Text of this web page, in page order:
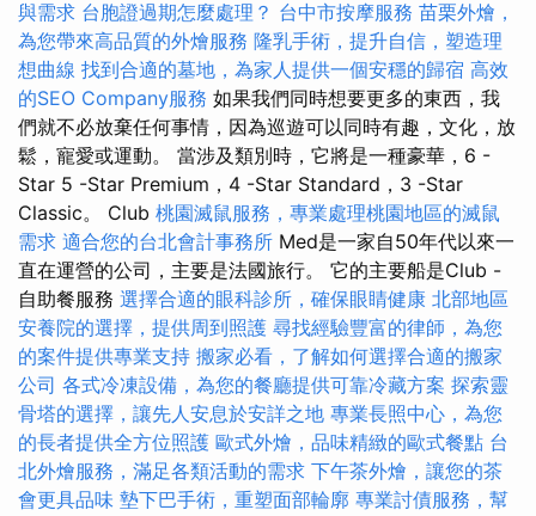
與需求 台胞證過期怎麼處理？ 台中市按摩服務 苗栗外燴，
為您帶來高品質的外燴服務 隆乳手術，提升自信，塑造理
想曲線 找到合適的墓地，為家人提供一個安穩的歸宿 高效
的SEO Company服務 如果我們同時想要更多的東西，我
們就不必放棄任何事情，因為巡遊可以同時有趣，文化，放
鬆，寵愛或運動。 當涉及類別時，它將是一種豪華，6 -
Star 5 -Star Premium，4 -Star Standard，3 -Star
Classic。 Club 桃園滅鼠服務，專業處理桃園地區的滅鼠
需求 適合您的台北會計事務所 Med是一家自50年代以來一
直在運營的公司，主要是法國旅行。 它的主要船是Club -
自助餐服務 選擇合適的眼科診所，確保眼睛健康 北部地區
安養院的選擇，提供周到照護 尋找經驗豐富的律師，為您
的案件提供專業支持 搬家必看，了解如何選擇合適的搬家
公司 各式冷凍設備，為您的餐廳提供可靠冷藏方案 探索靈
骨塔的選擇，讓先人安息於安詳之地 專業長照中心，為您
的長者提供全方位照護 歐式外燴，品味精緻的歐式餐點 台
北外燴服務，滿足各類活動的需求 下午茶外燴，讓您的茶
會更具品味 墊下巴手術，重塑面部輪廓 專業討債服務，幫